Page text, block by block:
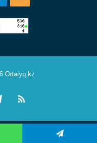
Ortalyq.kz
Telegram